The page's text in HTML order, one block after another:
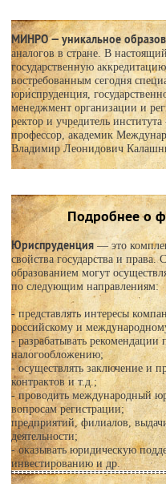
МИНРО — уникальное
аналогов в стране. В
государственную
востребованным сегодня
юриспруденция,
менеджмент организации и
ректор и учредитель
профессор, академик
Владимир Леонидович
Подробнее о
Юриспруденция — это
свойства государства и
образованием могут
по следующим направлениям:
- представлять интересы
российскому и
- разрабатывать
налогообложению;
- осуществлять заключение и
контрактов и т.д.;
- проводить международный
вопросам регистрации;
предприятий, филиалов,
деятельности;
- оказывать юридическую
инвестированию и др.